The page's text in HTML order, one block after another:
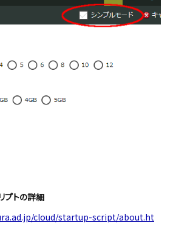
プトの詳細
cloud/startup-script/about.ht